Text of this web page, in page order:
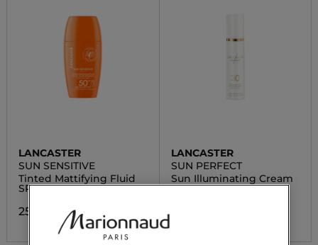
LANCASTER
SUN SENSITIVE
Tinted Mattifying Fluid
SPF50
25,20 €
LANCASTER
SUN PERFECT
Sun Illuminating Cream
SPF30